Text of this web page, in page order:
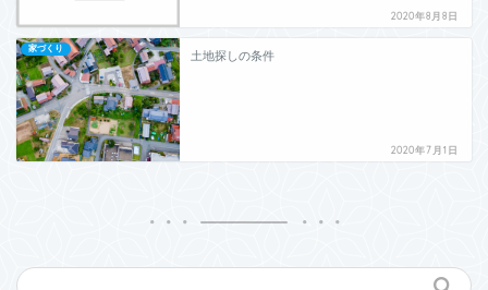
2020年8月8日
家づくり
土地探しの条件
2020年7月1日